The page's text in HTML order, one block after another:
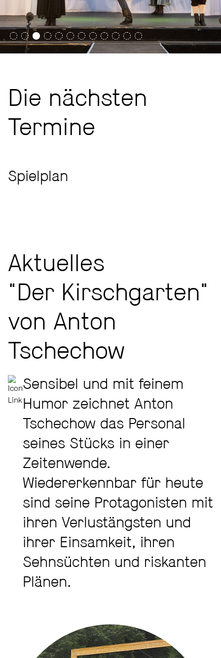
Die nächsten
Termine
Spielplan
Aktuelles
"Der Kirschgarten"
von Anton
Tschechow
Sensibel und mit feinem
Humor zeichnet Anton
Tschechow das Personal
seines Stücks in einer
Zeitenwende.
Wiedererkennbar für heute
sind seine Protagonisten mit
ihren Verlustängsten und
ihrer Einsamkeit, ihren
Sehnsüchten und riskanten
Plänen.